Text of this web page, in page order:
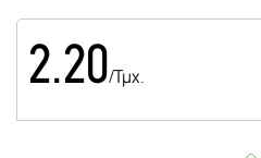
2.20/Τμχ.